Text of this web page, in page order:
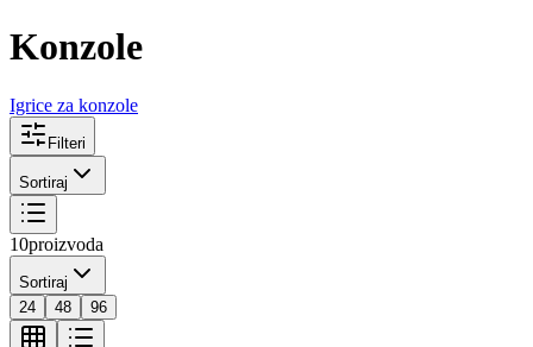
Konzole
Igrice za konzole
Filteri
Sortiraj
10proizvoda
Sortiraj
24
48 96